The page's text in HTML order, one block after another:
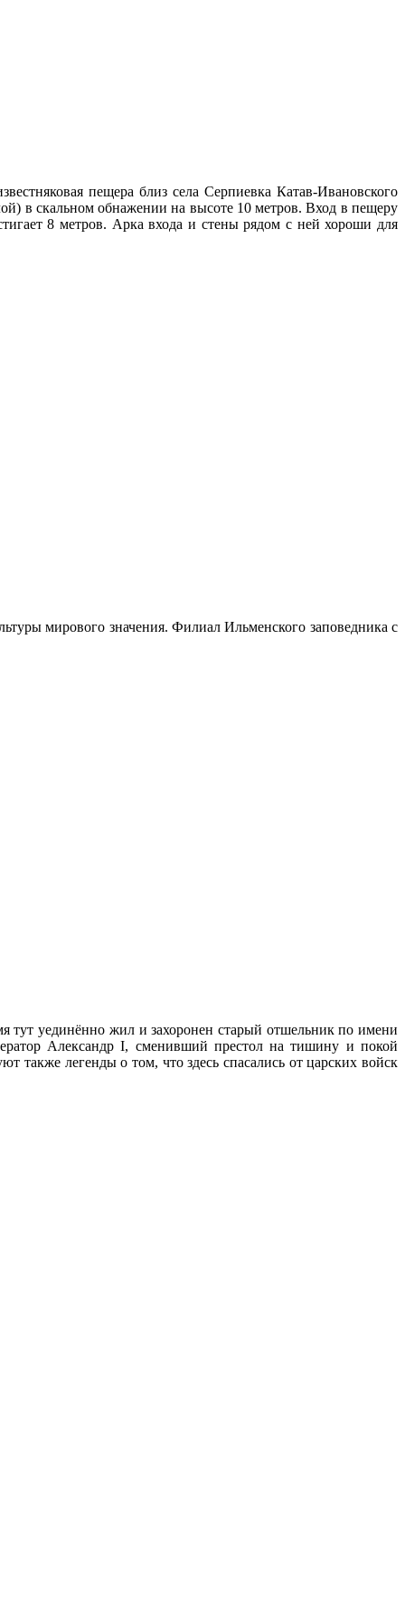
пещера близ села Серпиевка Катав-Ивановского
в скальном обнажении на высоте 10 метров. Вход в пещеру
8 метров. Арка входа и стены рядом с ней хороши для
мирового значения. Филиал Ильменского заповедника с
тут уединённо жил и захоронен старый отшельник по имени
Александр I, сменивший престол на тишину и покой
также легенды о том, что здесь спасались от царских войск